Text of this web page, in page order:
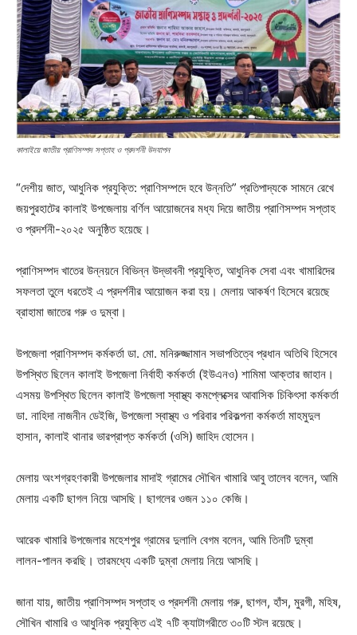
কালাইয়ে জাতীয় প্রাণিসম্পদ সপ্তাহ ও প্রদর্শনী উদযাপন
“দেশীয় জাত, আধুনিক প্রযুক্তি: প্রাণিসম্পদে হবে উন্নতি” প্রতিপাদ্যকে সামনে রেখে
জয়পুরহাটের কালাই উপজেলায় বর্ণিল আয়োজনের মধ্য দিয়ে জাতীয় প্রাণিসম্পদ সপ্তাহ
ও প্রদর্শনী-২০২৫ অনুষ্ঠিত হয়েছে।
প্রাণিসম্পদ খাতের উন্নয়নে বিভিন্ন উদ্ভাবনী প্রযুক্তি, আধুনিক সেবা এবং খামারিদের
সফলতা তুলে ধরতেই এ প্রদর্শনীর আয়োজন করা হয়। মেলায় আকর্ষণ হিসেবে রয়েছে
ব্রাহামা জাতের গরু ও দুম্বা।
উপজেলা প্রাণিসম্পদ কর্মকর্তা ডা. মো. মনিরুজ্জামান সভাপতিত্বে প্রধান অতিথি হিসেবে
উপস্থিত ছিলেন কালাই উপজেলা নির্বাহী কর্মকর্তা (ইউএনও) শামিমা আক্তার জাহান।
এসময় উপস্থিত ছিলেন কালাই উপজেলা স্বাস্থ্য কমপ্লেক্সের আবাসিক চিকিৎসা কর্মকর্তা
ডা. নাহিদা নাজনীন ডেইজি, উপজেলা স্বাস্থ্য ও পরিবার পরিকল্পনা কর্মকর্তা মাহমুদুল
হাসান, কালাই থানার ভারপ্রাপ্ত কর্মকর্তা (ওসি) জাহিদ হোসেন।
মেলায় অংশগ্রহণকারী উপজেলার মাদাই গ্রামের সৌখিন খামারি আবু তালেব বলেন, আমি
মেলায় একটি ছাগল নিয়ে আসছি। ছাগলের ওজন ১১০ কেজি।
আরেক খামারি উপজেলার মহেশপুর গ্রামের দুলালি বেগম বলেন, আমি তিনটি দুম্বা
লালন-পালন করছি। তারমধ্যে একটি দুম্বা মেলায় নিয়ে আসছি।
জানা যায়, জাতীয় প্রাণিসম্পদ সপ্তাহ ও প্রদর্শনী মেলায় গরু, ছাগল, হাঁস, মুরগী, মহিষ,
সৌখিন খামারি ও আধুনিক প্রযুক্তি এই ৭টি ক্যাটাগরীতে ৩০টি স্টল রয়েছে।